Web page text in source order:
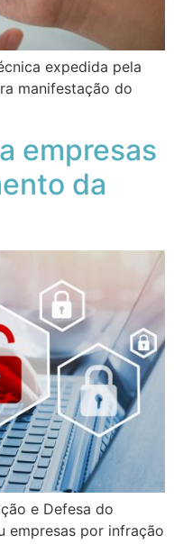
expedida pela
manifestação do
empresas
da
e Defesa do
empresas por infração